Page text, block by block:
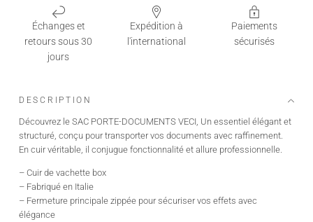
Échanges et
retours sous 30
jours
Expédition à
l'international
Paiements
sécurisés
DESCRIPTION
Découvrez le SAC PORTE-DOCUMENTS VECI, Un essentiel élégant et
structuré, conçu pour transporter vos documents avec raffinement.
En cuir véritable, il conjugue fonctionnalité et allure professionnelle.
– Cuir de vachette box
– Fabriqué en Italie
– Fermeture principale zippée pour sécuriser vos effets avec
élégance